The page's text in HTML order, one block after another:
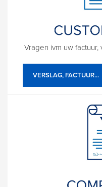
Vragen ivm uw
VERSLAG, FACTUUR...